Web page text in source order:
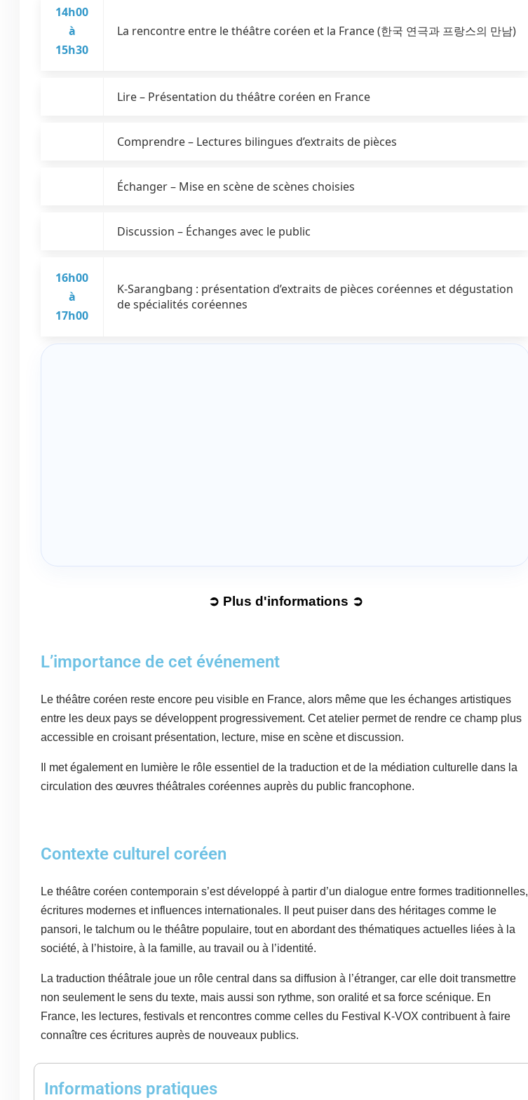
14h00
à
15h30
La rencontre entre le théâtre coréen et la France (한국 연극과 프랑스의 만남)
Lire – Présentation du théâtre coréen en France
Comprendre – Lectures bilingues d’extraits de pièces
Échanger – Mise en scène de scènes choisies
Discussion – Échanges avec le public
16h00
à
17h00
K-Sarangbang : présentation d’extraits de pièces coréennes et dégustation
de spécialités coréennes
➲ Plus d'informations ➲
L’importance de cet événement
Le théâtre coréen reste encore peu visible en France, alors même que les échanges artistiques
entre les deux pays se développent progressivement. Cet atelier permet de rendre ce champ plus
accessible en croisant présentation, lecture, mise en scène et discussion.
Il met également en lumière le rôle essentiel de la traduction et de la médiation culturelle dans la
circulation des œuvres théâtrales coréennes auprès du public francophone.
Contexte culturel coréen
Le théâtre coréen contemporain s’est développé à partir d’un dialogue entre formes traditionnelles,
écritures modernes et influences internationales. Il peut puiser dans des héritages comme le
pansori, le talchum ou le théâtre populaire, tout en abordant des thématiques actuelles liées à la
société, à l’histoire, à la famille, au travail ou à l’identité.
La traduction théâtrale joue un rôle central dans sa diffusion à l’étranger, car elle doit transmettre
non seulement le sens du texte, mais aussi son rythme, son oralité et sa force scénique. En
France, les lectures, festivals et rencontres comme celles du Festival K-VOX contribuent à faire
connaître ces écritures auprès de nouveaux publics.
Informations pratiques